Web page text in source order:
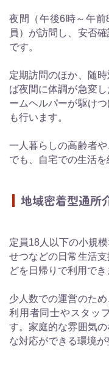
夜間（午後6時～午
員）が訪問し、安否
です。
定期訪問のほか、随
ば夜間に体調が急変
ームヘルパーが駆け
も行います。
一人暮らしの高齢者
でも、自宅での生活を
地域密着型通所
定員18人以下の小規
せつなどの日常生活
どを日帰りで利用でき
少人数での運営のた
利用者同士やスタッ
す。家庭的な雰囲気
な対応ができる環境が